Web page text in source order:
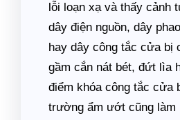
lỗi loạn xạ và thấy cảnh
dây điện nguồn, dây
hay dây công tắc cửa bị
gầm cắn nát bét, đứt lìa
điểm khóa công tắc cửa
trường ẩm ướt cũng làm